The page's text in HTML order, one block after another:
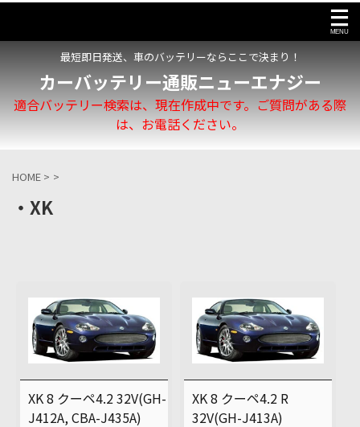
最短即日発送、車のバッテリーならここで決まり！
カーバッテリー通販ニューエナジー
適合バッテリー検索は、現在作成中です。ご質問がある際
は、お電話ください。
HOME > >
・XK
XK 8 クーペ4.2 32V(GH-
J412A, CBA-J435A)
XK 8 クーペ4.2 R
32V(GH-J413A)